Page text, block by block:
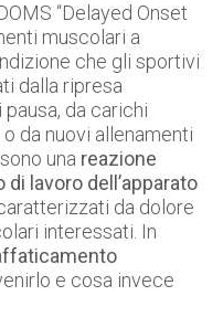
“Delayed Onset
muscolari a
che gli sportivi
dalla ripresa
da carichi
da nuovi allenamenti
una reazione
lavoro dell’apparato
da dolore
interessati. In
e cosa invece